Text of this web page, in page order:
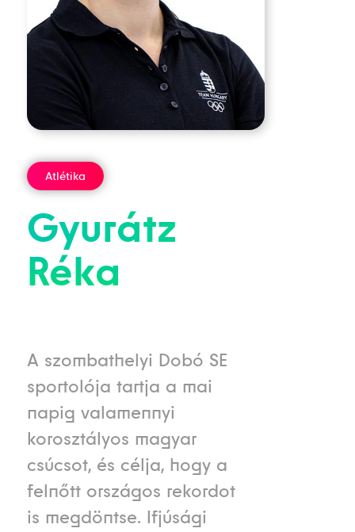
Atlétika
Gyurátz
Réka
A szombathelyi Dobó SE
sportolója tartja a mai
napig valamennyi
korosztályos magyar
csúcsot, és célja, hogy a
felnőtt országos rekordot
is megdöntse. Ifjúsági